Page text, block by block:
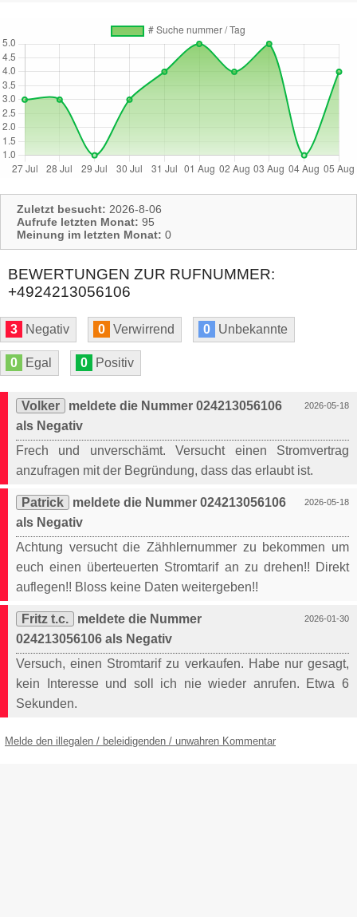
Zuletzt besucht: 2026-8-06
Aufrufe letzten Monat: 95
Meinung im letzten Monat: 0
BEWERTUNGEN ZUR RUFNUMMER:
+4924213056106
3 Negativ 0 Verwirrend 0 Unbekannte
0 Egal 0 Positiv
2026-05-18
Volker
meldete die Nummer 024213056106
als Negativ
Frech und unverschämt. Versucht einen Stromvertrag
anzufragen mit der Begründung, dass das erlaubt ist.
2026-05-18
Patrick
meldete die Nummer 024213056106
als Negativ
Achtung versucht die Zähhlernummer zu bekommen um
euch einen überteuerten Stromtarif an zu drehen!! Direkt
auflegen!! Bloss keine Daten weitergeben!!
2026-01-30
Fritz t.c.
meldete die Nummer
024213056106 als Negativ
Versuch, einen Stromtarif zu verkaufen. Habe nur gesagt,
kein Interesse und soll ich nie wieder anrufen. Etwa 6
Sekunden.
Melde den illegalen / beleidigenden / unwahren Kommentar